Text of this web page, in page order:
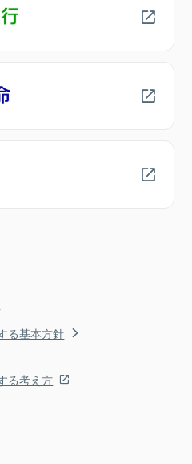
る基本方針
る考え方